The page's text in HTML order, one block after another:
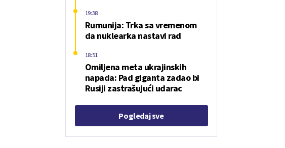
Rumunija: Trka sa vremenom
da nuklearka nastavi rad
19:38
Omiljena meta ukrajinskih
napada: Pad giganta zadao bi
Rusiji zastrašujući udarac
18:51
Pogledaj sve